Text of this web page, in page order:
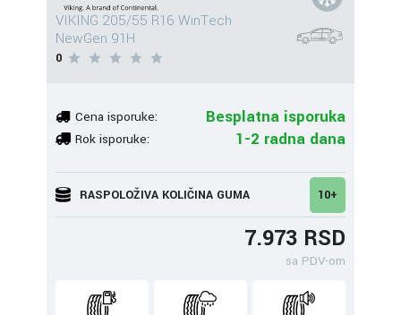
VIKING 205/55 R16 WinTech
NewGen 91H
0
Cena isporuke: Besplatna isporuka
Rok isporuke: 1-2 radna dana
RASPOLOŽIVA KOLIČINA GUMA 10+
7.973 RSD
sa PDV-om